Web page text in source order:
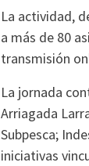
La actividad,
a más de 80
transmisión
La jornada
Arriagada
Subpesca;
iniciativas